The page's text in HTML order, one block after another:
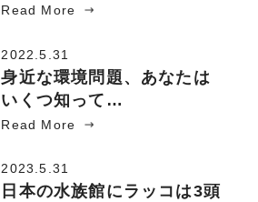
Read More
2022.5.31
身近な環境問題、あなたは
いくつ知って…
Read More
2023.5.31
日本の水族館にラッコは3頭